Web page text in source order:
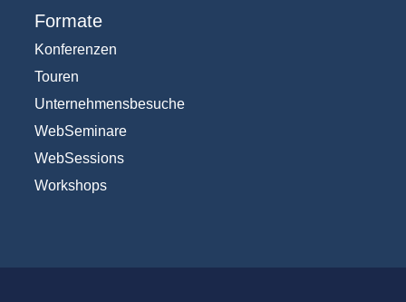
Formate
Konferenzen
Touren
Unternehmensbesuche
WebSeminare
WebSessions
Workshops